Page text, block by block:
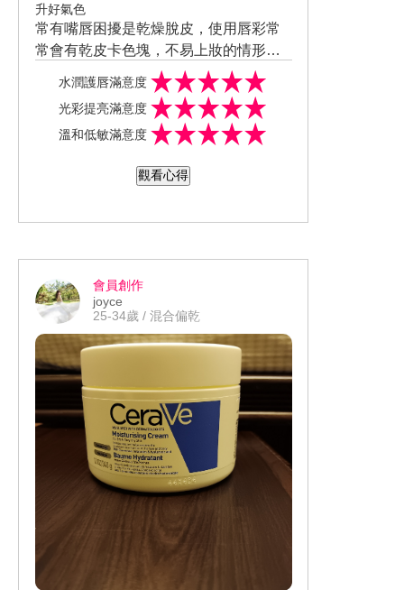
升好氣色
常有嘴唇困擾是乾燥脫皮，使用唇彩常
常會有乾皮卡色塊，不易上妝的情形。
平常會使用潤色唇膏，但又會產生嘴唇
不吃色，仍舊乾裂起屑的雙重囧況。喜
歡這款潤唇膏質地。使用後的膚觸感受
尚可，滋潤修護的效果還好，潤色提亮
（係指Curél品牌系列）強勢登場，獨特
經醯胺修護技術。連續使用7天後，唇部
乾旱族，保濕是最重要的訴求，能順便
打造微素顏感更加分。願意持續使用，
會推薦給親友 。
水潤護唇滿意度
光彩提亮滿意度
溫和低敏滿意度
觀看心得
會員創作
joyce
25-34歲 / 混合偏乾